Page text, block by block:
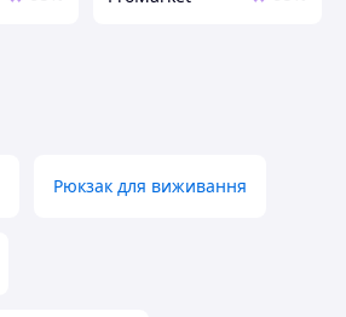
Рюкзак для виживання